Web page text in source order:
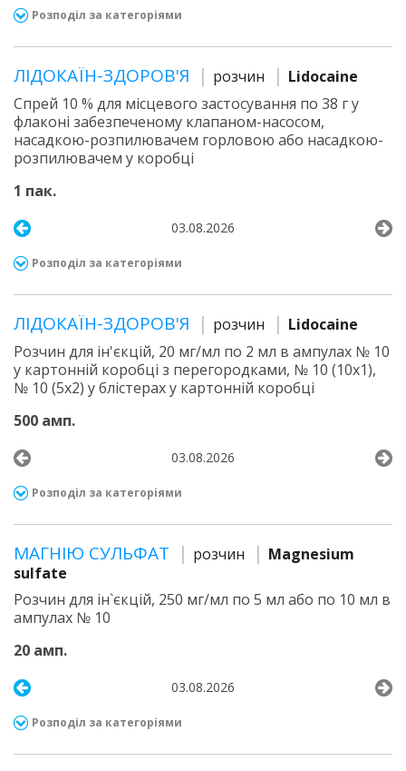
Розподіл за категоріями
ЛІДОКАЇН-ЗДОРОВ'Я розчин
Lidocaine
Спрей 10 % для місцевого застосування по 38 г у
флаконі забезпеченому клапаном-насосом,
насадкою-розпилювачем горловою або насадкою-
розпилювачем у коробці
1 пак.
03.08.2026
Розподіл за категоріями
ЛІДОКАЇН-ЗДОРОВ'Я розчин
Lidocaine
Розчин для ін'єкцій, 20 мг/мл по 2 мл в ампулах № 10
у картонній коробці з перегородками, № 10 (10х1),
№ 10 (5х2) у блістерах у картонній коробці
500 амп.
03.08.2026
Розподіл за категоріями
МАГНІЮ СУЛЬФАТ розчин
Magnesium
sulfate
Розчин для ін`єкцій, 250 мг/мл по 5 мл або по 10 мл в
ампулах № 10
20 амп.
03.08.2026
Розподіл за категоріями